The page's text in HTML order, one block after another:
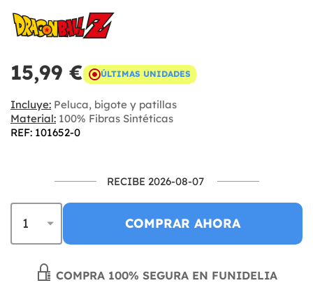
15,99 € ÚLTIMAS UNIDADES
Incluye: Peluca, bigote y patillas
Material: 100% Fibras Sintéticas
REF: 101652-0
RECIBE 2026-08-07
COMPRAR AHORA
COMPRA 100% SEGURA EN FUNIDELIA